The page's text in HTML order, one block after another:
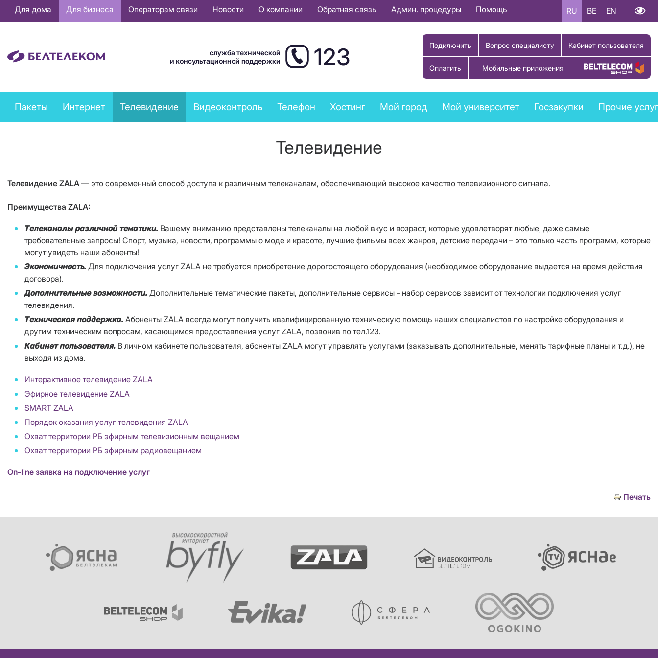
Основная
навигация
Для дома Для бизнеса Операторам связи Новости О компании Обратная связь Админ. процедуры Помощь RU BE EN
служба технической
и консультационной поддержки
123 Подключить Вопрос специалисту Кабинет пользователя
Оплатить Мобильные приложения Купить товар
Business
services
Пакеты Интернет Телевидение Видеоконтроль Телефон Хостинг Мой город Мой университет Госзакупки Прочие
Телевидение
Телевидение ZALA — это современный способ доступа к различным телеканалам, обеспечивающий высокое качество телевизионного сигнала.
Преимущества ZALA:
Телеканалы различной тематики. Вашему вниманию представлены телеканалы на любой вкус и возраст, которые удовлетворят любые, даже самые
требовательные запросы! Спорт, музыка, новости, программы о моде и красоте, лучшие фильмы всех жанров, детские передачи – это только часть программ, которые
могут увидеть наши абоненты!
Экономичность. Для подключения услуг ZALA не требуется приобретение дорогостоящего оборудования (необходимое оборудование выдается на время действия
договора).
Дополнительные возможности. Дополнительные тематические пакеты, дополнительные сервисы - набор сервисов зависит от технологии подключения услуг
телевидения.
Техническая поддержка. Абоненты ZALA всегда могут получить квалифицированную техническую помощь наших специалистов по настройке оборудования и
другим техническим вопросам, касающимся предоставления услуг ZALA, позвонив по тел.123.
Кабинет пользователя. В личном кабинете пользователя, абоненты ZALA могут управлять услугами (заказывать дополнительные, менять тарифные планы и т.д.), не
выходя из дома.
Интерактивное телевидение ZALA
Эфирное телевидение ZALA
SMART ZALA
Порядок оказания услуг телевидения ZALA
Охват территории РБ эфирным телевизионным вещанием
Охват территории РБ эфирным радиовещанием
On-line заявка на подключение услуг
Печать